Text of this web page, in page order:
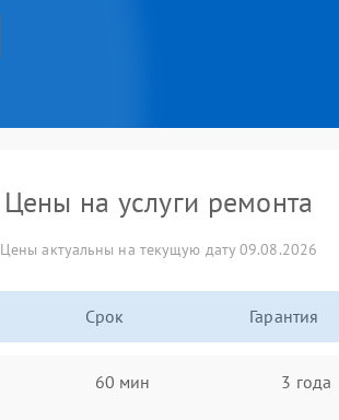
Цены на услуги ремонта
Цены актуальны на текущую дату 09.08.2026
Срок Гарантия
60 мин 3 года